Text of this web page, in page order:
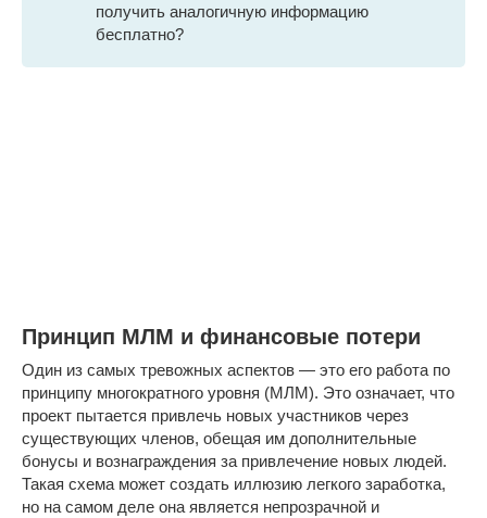
получить аналогичную информацию
бесплатно?
Принцип МЛМ и финансовые потери
Один из самых тревожных аспектов — это его работа по
принципу многократного уровня (МЛМ). Это означает, что
проект пытается привлечь новых участников через
существующих членов, обещая им дополнительные
бонусы и вознаграждения за привлечение новых людей.
Такая схема может создать иллюзию легкого заработка,
но на самом деле она является непрозрачной и